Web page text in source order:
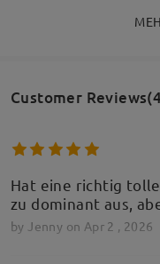
Customer
Hat eine richtig
zu dominant aus,
by Jenny on Apr 2 , 2026